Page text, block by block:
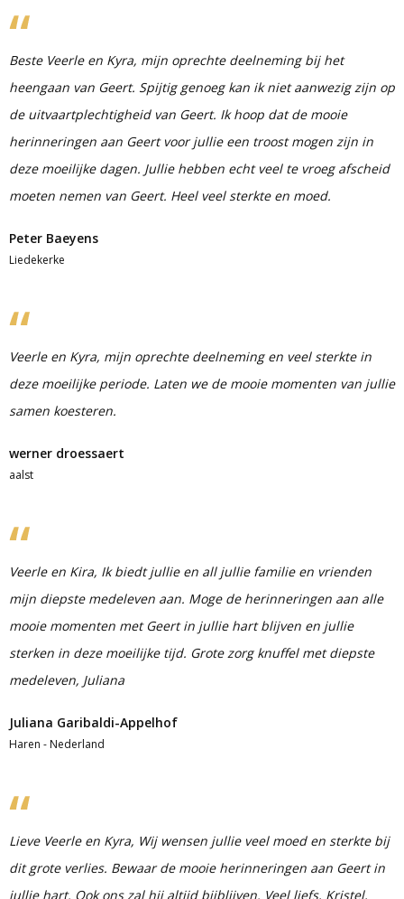
Beste Veerle en Kyra, mijn oprechte deelneming bij het
heengaan van Geert. Spijtig genoeg kan ik niet aanwezig zijn op
de uitvaartplechtigheid van Geert. Ik hoop dat de mooie
herinneringen aan Geert voor jullie een troost mogen zijn in
deze moeilijke dagen. Jullie hebben echt veel te vroeg afscheid
moeten nemen van Geert. Heel veel sterkte en moed.
Peter Baeyens
Liedekerke
Veerle en Kyra, mijn oprechte deelneming en veel sterkte in
deze moeilijke periode. Laten we de mooie momenten van jullie
samen koesteren.
werner droessaert
aalst
Veerle en Kira, Ik biedt jullie en all jullie familie en vrienden
mijn diepste medeleven aan. Moge de herinneringen aan alle
mooie momenten met Geert in jullie hart blijven en jullie
sterken in deze moeilijke tijd. Grote zorg knuffel met diepste
medeleven, Juliana
Juliana Garibaldi-Appelhof
Haren - Nederland
Lieve Veerle en Kyra, Wij wensen jullie veel moed en sterkte bij
dit grote verlies. Bewaar de mooie herinneringen aan Geert in
jullie hart. Ook ons zal hij altijd bijblijven. Veel liefs, Kristel,